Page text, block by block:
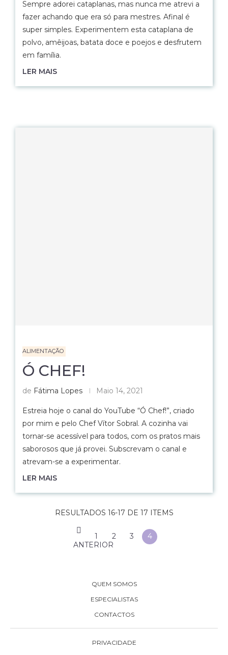
Sempre adorei cataplanas, mas nunca me atrevi a
fazer achando que era só para mestres. Afinal é
super simples. Experimentem esta cataplana de
polvo, amêijoas, batata doce e poejos e desfrutem
em família.
LER MAIS
ALIMENTAÇÃO
Ó CHEF!
de Fátima Lopes Maio 14, 2021
Estreia hoje o canal do YouTube “Ó Chef!”, criado
por mim e pelo Chef Vítor Sobral. A cozinha vai
tornar-se acessível para todos, com os pratos mais
saborosos que já provei. Subscrevam o canal e
atrevam-se a experimentar.
LER MAIS
RESULTADOS 16-17 DE 17 ITEMS
ANTERIOR
1 2 3 4
QUEM SOMOS
ESPECIALISTAS
CONTACTOS
PRIVACIDADE